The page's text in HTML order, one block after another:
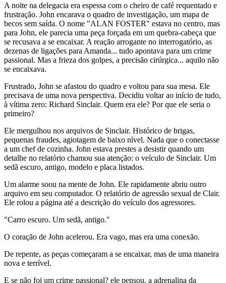
A noite na delegacia era espessa com o cheiro de café requentado e
frustração. John encarava o quadro de investigação, um mapa de
becos sem saída. O nome "ALAN FOSTER" estava no centro, mas
para John, ele parecia uma peça forçada em um quebra-cabeça que
se recusava a se encaixar. A reação arrogante no interrogatório, as
dezenas de ligações para Amanda... tudo apontava para um crime
passional. Mas a frieza dos golpes, a precisão cirúrgica... aquilo não
se encaixava.
Frustrado, John se afastou do quadro e voltou para sua mesa. Ele
precisava de uma nova perspectiva. Decidiu voltar ao início de tudo,
à vítima zero: Richard Sinclair. Quem era ele? Por que ele seria o
primeiro?
Ele mergulhou nos arquivos de Sinclair. Histórico de brigas,
pequenas fraudes, agiotagem de baixo nível. Nada que o conectasse
a um chef de cozinha. John estava prestes a desistir quando um
detalhe no relatório chamou sua atenção: o veículo de Sinclair. Um
sedã escuro, antigo, modelo e placa listados.
Um alarme soou na mente de John. Ele rapidamente abriu outro
arquivo em seu computador. O relatório de agressão sexual de Clair.
Ele rolou a página até a descrição do veículo dos agressores.
"Carro escuro. Um sedã, antigo."
O coração de John acelerou. Era vago, mas era uma conexão.
De repente, as peças começaram a se encaixar, mas de uma maneira
nova e terrível.
E se não foi um crime passional? ele pensou, a adrenalina da